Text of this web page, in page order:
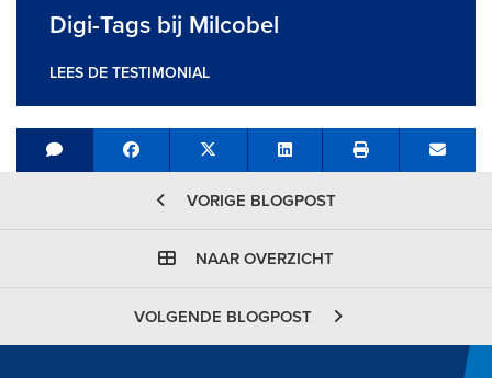
Digi-Tags bij Milcobel
LEES DE TESTIMONIAL
Share on Facebook
Tweet Share on LinkedIn Send
VORIGE BLOGPOST
NAAR OVERZICHT
VOLGENDE BLOGPOST